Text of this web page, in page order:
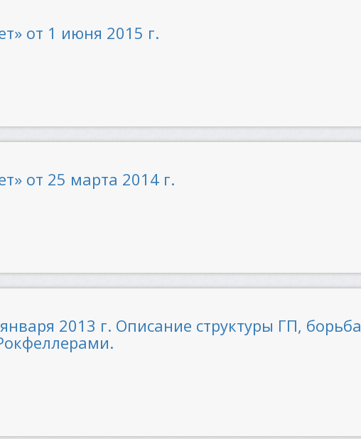
от 1 июня 2015 г.
от 25 марта 2014 г.
2013 г. Описание структуры ГП, борьба